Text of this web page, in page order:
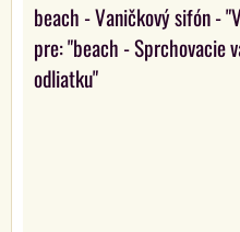
beach - Vaničkový sifón -
pre: "beach - Sprchovacie
odliatku"